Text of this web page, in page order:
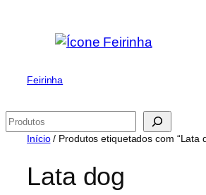
Feirinha
Pesquisar
Início/ Produtos etiquetados com “Lata
Lata dog